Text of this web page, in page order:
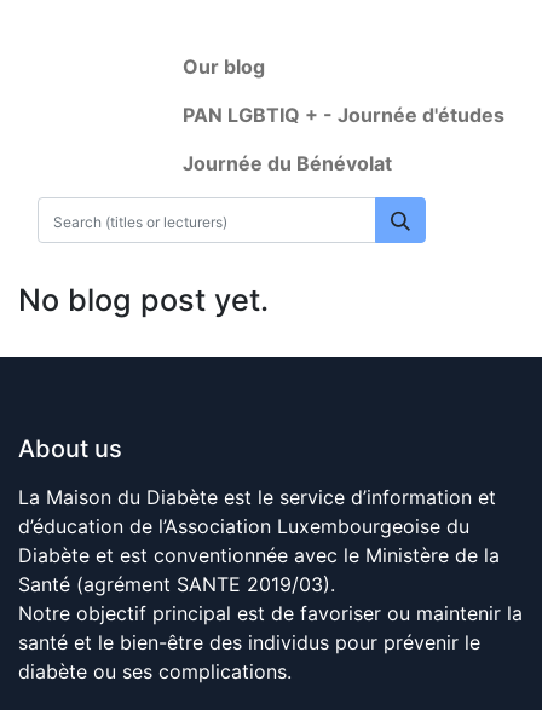
Our blog
PAN LGBTIQ + - Journée d'études
Journée du Bénévolat
No blog post yet.
About us
La Maison du Diabète est le service d’information et
d’éducation de l’Association Luxembourgeoise du
Diabète et est conventionnée avec le Ministère de la
Santé (agrément SANTE 2019/03).
Notre objectif principal est de favoriser ou maintenir la
santé et le bien-être des individus pour prévenir le
diabète ou ses complications.